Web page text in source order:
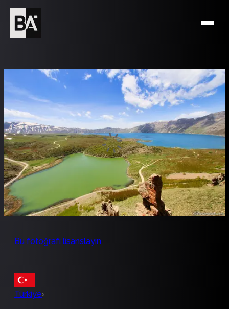
Bu fotoğrafı lisanslayın
Türkiye›